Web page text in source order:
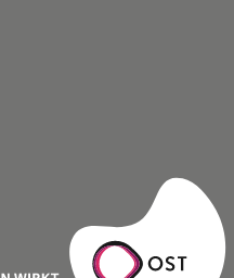
facebook